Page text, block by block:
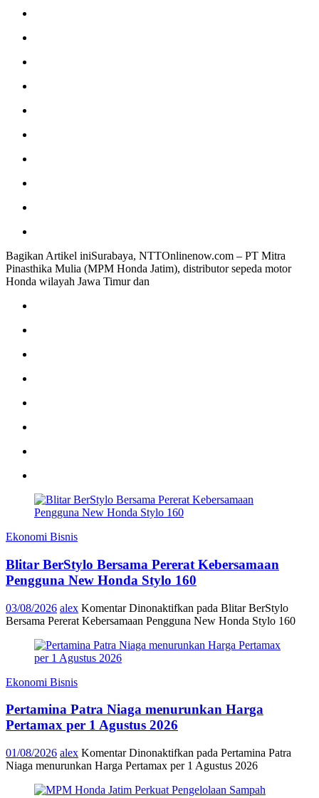
Bagikan Artikel iniSurabaya, NTTOnlinenow.com – PT Mitra
Pinasthika Mulia (MPM Honda Jatim), distributor sepeda motor
Honda wilayah Jawa Timur dan
Ekonomi Bisnis
Blitar BerStylo Bersama Pererat Kebersamaan
Pengguna New Honda Stylo 160
03/08/2026 alex Komentar Dinonaktifkan pada Blitar BerStylo
Bersama Pererat Kebersamaan Pengguna New Honda Stylo 160
Ekonomi Bisnis
Pertamina Patra Niaga menurunkan Harga
Pertamax per 1 Agustus 2026
01/08/2026 alex Komentar Dinonaktifkan pada Pertamina Patra
Niaga menurunkan Harga Pertamax per 1 Agustus 2026